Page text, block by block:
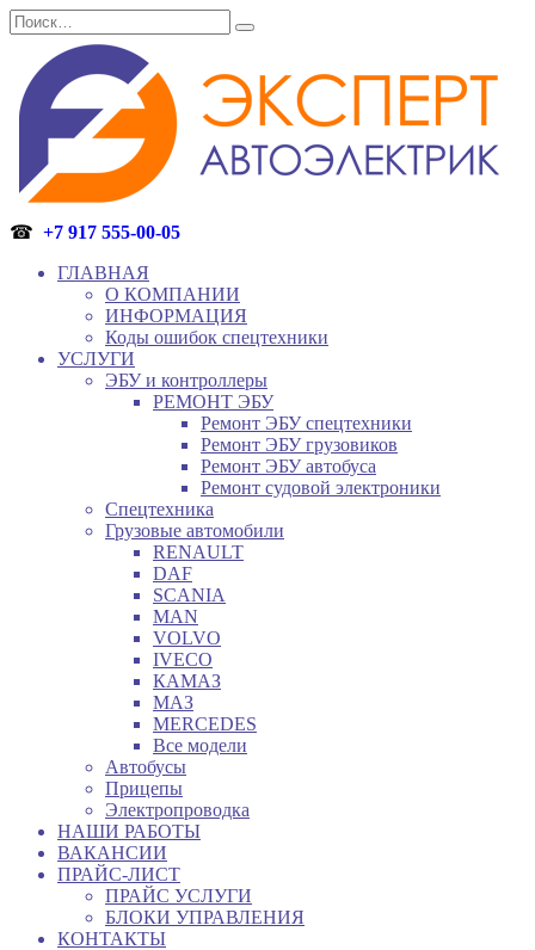
Перейти
к
содержанию
Search
for:
☎ +7 917 555-00-05
ГЛАВНАЯ
О КОМПАНИИ
ИНФОРМАЦИЯ
Коды ошибок спецтехники
УСЛУГИ
ЭБУ и контроллеры
РЕМОНТ ЭБУ
Ремонт ЭБУ спецтехники
Ремонт ЭБУ грузовиков
Ремонт ЭБУ автобуса
Ремонт судовой электроники
Спецтехника
Грузовые автомобили
RENAULT
DAF
SCANIA
MAN
VOLVO
IVECO
КАМАЗ
МАЗ
MERCEDES
Все модели
Автобусы
Прицепы
Электропроводка
НАШИ РАБОТЫ
ВАКАНСИИ
ПРАЙС-ЛИСТ
ПРАЙС УСЛУГИ
БЛОКИ УПРАВЛЕНИЯ
КОНТАКТЫ